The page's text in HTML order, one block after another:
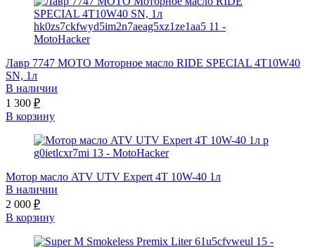
Лавр 7747 МОТО Моторное масло RIDE SPECIAL 4T10W40
SN, 1л
В наличии
1 300 ₽
В корзину
Мотор масло ATV UTV Expert 4Т 10W-40 1л
В наличии
2 000 ₽
В корзину